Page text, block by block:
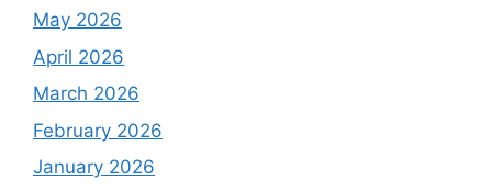
May 2026
April 2026
March 2026
February 2026
January 2026